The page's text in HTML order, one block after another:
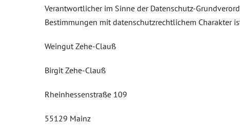
Verantwortlicher im Sinne der Datenschutz-
Bestimmungen mit datenschutzrechtlichem Charakter
Weingut Zehe-Clauß
Birgit Zehe-Clauß
Rheinhessenstraße 109
55129 Mainz